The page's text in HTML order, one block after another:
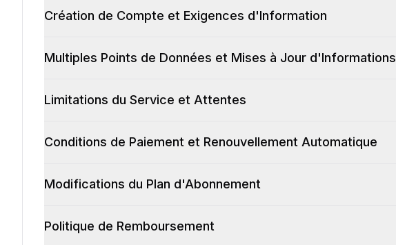
Création de Compte et Exigences d'Information
Multiples Points de Données et Mises à Jour d'Informations
Limitations du Service et Attentes
Conditions de Paiement et Renouvellement Automatique
Modifications du Plan d'Abonnement
Politique de Remboursement